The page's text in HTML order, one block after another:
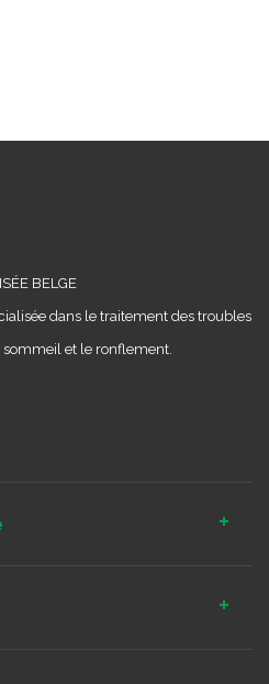
BELGE
dans le traitement des troubles
et le ronflement.